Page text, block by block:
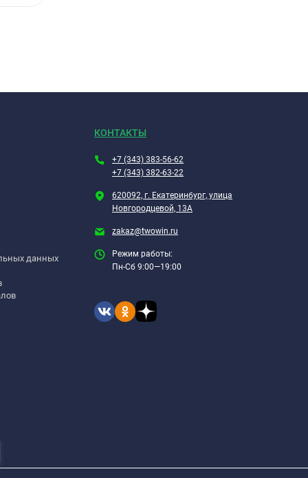
данных
КОНТАКТЫ
+7 (343) 383-56-62
+7 (343) 382-63-22
620092, г. Екатеринбург, улица
Новгородцевой, 13А
zakaz@twowin.ru
Режим работы:
Пн-Сб 9:00—19:00